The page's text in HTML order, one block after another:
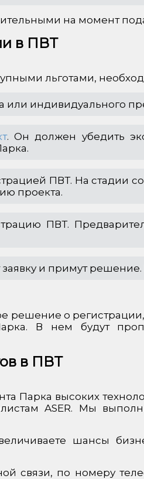
на момент
в ПВТ
льготами,
или индивидуального
. Он должен убедить
ПВТ. На стадии
проекта.
ПВТ.
и примут
решение о
В нем будут
в ПВТ
Парка высоких
ASER. Мы
шансы
связи, по номеру